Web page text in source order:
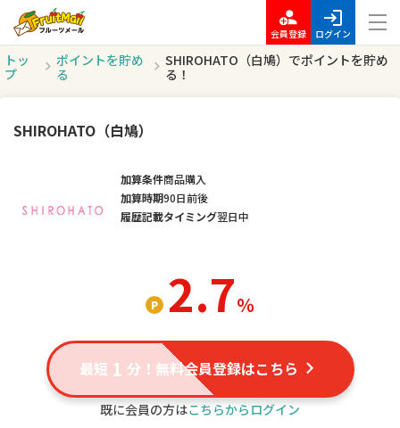
会員登録 ログイン
トッ
プ
ポイントを貯め
る
SHIROHATO（白鳩）でポイントを貯め
る！
SHIROHATO（白鳩）
2.7％
加算条件商品購入
加算時期90日前後
履歴記載タイミング翌日中
最短 1 分！無料会員登録はこちら
既に会員の方はこちらからログイン